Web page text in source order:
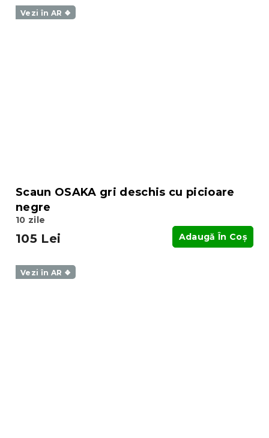
Vezi în AR ❖
Scaun OSAKA gri deschis cu picioare
negre
10 zile
105 Lei Adaugă În Coş
Vezi în AR ❖